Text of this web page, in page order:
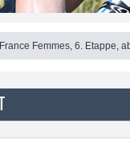
Femmes, 6. Etappe,